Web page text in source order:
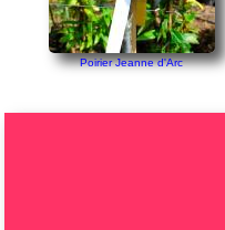
Poirier Jeanne d'Arc